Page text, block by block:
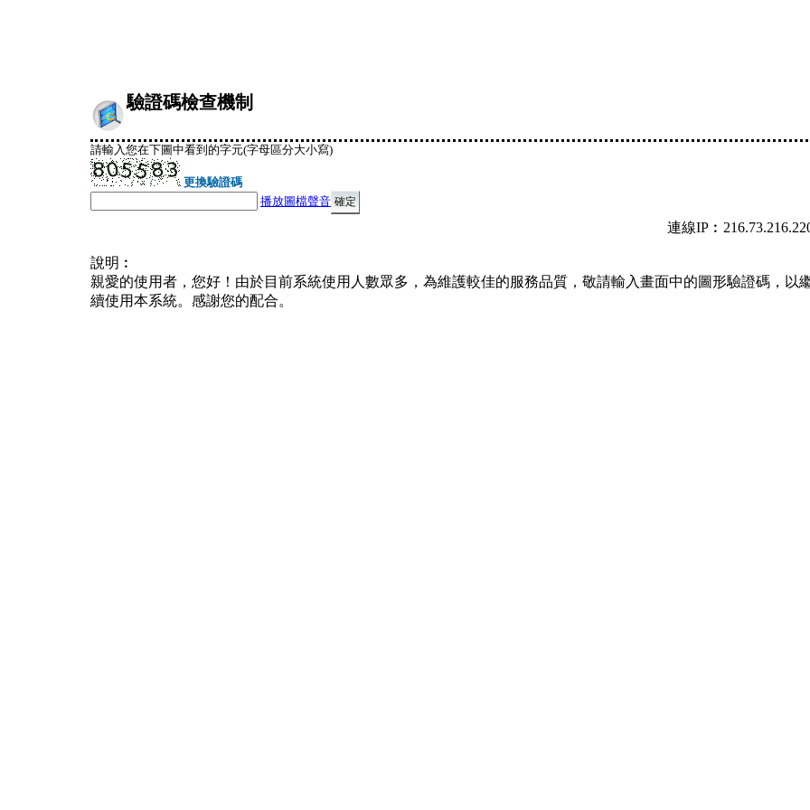
驗證碼檢查機制
請輸入您在下圖中看到的字元(字母區分大小寫)
更換驗證碼
播放圖檔聲音
連線
說明︰
親愛的使用者，您好！由於目前系統使用人數眾多，為維護較佳的服務品質，敬請輸入畫面中的圖形驗證碼，以
續使用本系統。感謝您的配合。